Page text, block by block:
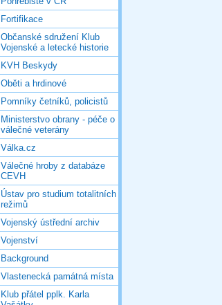
Fortifikace
Občanské sdružení Klub
Vojenské a letecké historie
KVH Beskydy
Oběti a hrdinové
Pomníky četníků, policistů
Ministerstvo obrany - péče o
válečné veterány
Válka.cz
Válečné hroby z databáze
CEVH
Ústav pro studium totalitních
režimů
Vojenský ústřední archiv
Vojenství
Background
Vlastenecká památná místa
Klub přátel pplk. Karla